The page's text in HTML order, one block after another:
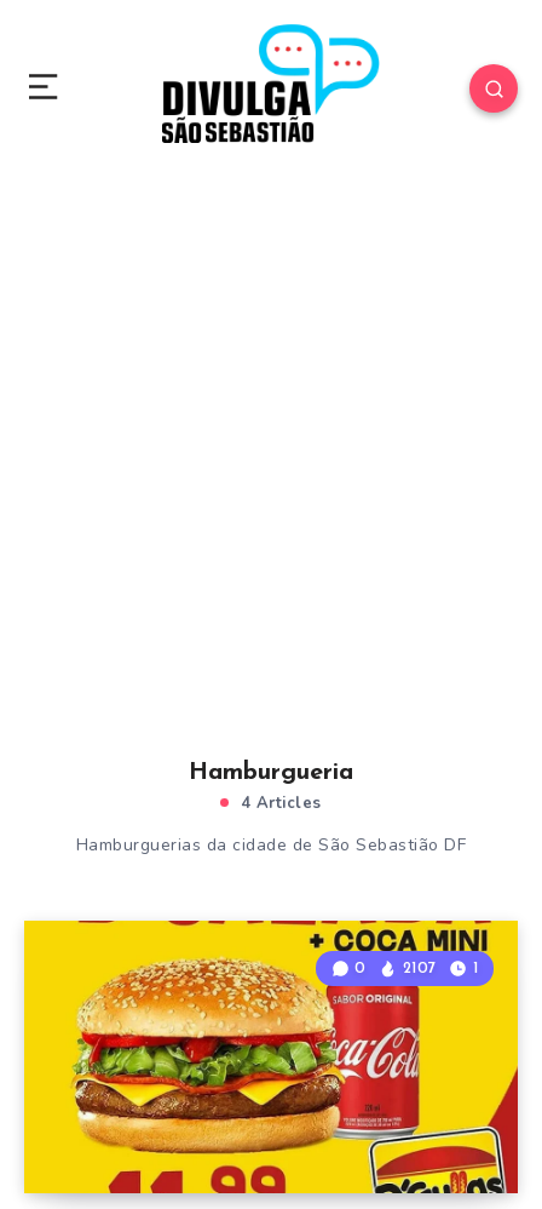
Hamburgueria
4 Articles
Hamburguerias da cidade de São Sebastião DF
0 2107 1